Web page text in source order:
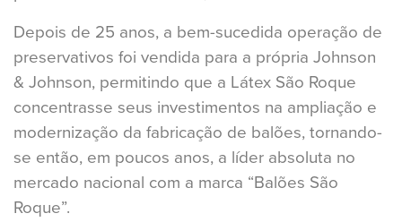
Depois de 25 anos, a bem-sucedida operação de
preservativos foi vendida para a própria Johnson
& Johnson, permitindo que a Látex São Roque
concentrasse seus investimentos na ampliação e
modernização da fabricação de balões, tornando-
se então, em poucos anos, a líder absoluta no
mercado nacional com a marca “Balões São
Roque”.